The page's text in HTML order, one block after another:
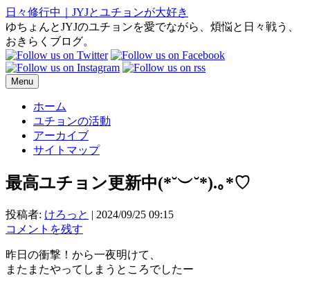
日々修行中｜JYJとユチョンが大好き
ゆちょんとJYJのユチョンを愛でながら、煩悩と日々戦う、
おきらくブログ。
Menu
ホーム
ユチョンの活動
アーカイブ
サイトマップ
最高ユチョン更新中(⁠*⁠˘⁠︶⁠˘⁠*⁠)⁠.⁠｡⁠*⁠♡
投稿者: けろっと | 2024/09/25 09:15
コメントを残す
昨日の衝撃！から一夜明けて、
またまたやってしまうところでしたー